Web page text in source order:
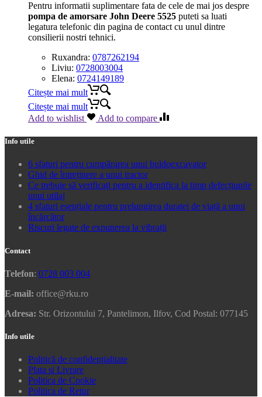
Pentru informatii suplimentare fata de cele de mai jos despre
pompa de amorsare John Deere 5525 puteti sa luati
legatura telefonic din pagina de contact cu unul dintre
consilierii nostri tehnici.
Ruxandra: 0787262194
Liviu: 0728003004
Elena: 0724149189
Citește mai mult
Citește mai mult
Add to wishlist
Add to compare
Info utile
6 sfaturi pentru cumpărarea unui buldoexcavator
Ghid de întreținere a unui tractor
Ce trebuie să verificați pentru a identifica la timp defecțiunile
unui utilaj
4 sfaturi esențiale pentru prelungirea duratei de viață a unui
încărcător
Riscuri legate de expunerea la vibrații
Contact
Telefon: 0728 003 004
E-mail: office@rku.ro
Adresa: Str. Orizontului 7, Pantelimon, Ilfov, Cod Postal: 077145
Info utile
Politică de confidențialitate
Plata si Livrare
Politica de Cookie
Politica de Retur